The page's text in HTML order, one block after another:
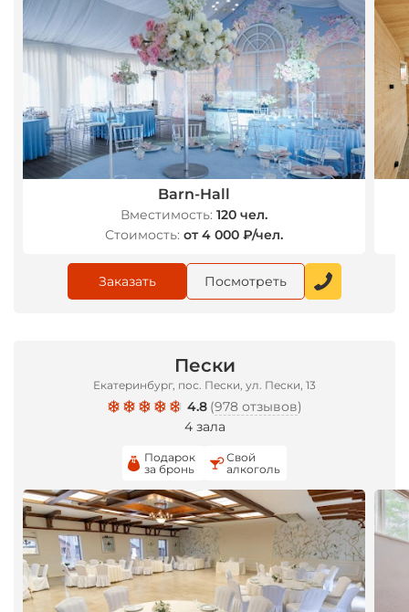
Barn-Hall
Вместимость: 120 чел.
Стоимость: от 4 000 ₽/чел.
Заказать Посмотреть
Пески
Екатеринбург, пос. Пески, ул. Пески, 13
4.8 (978 отзывов)
4 зала
Подарок
за бронь
Свой
алкоголь